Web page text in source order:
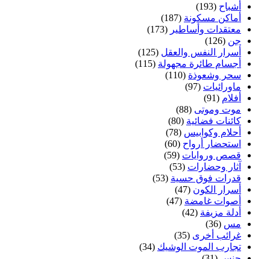
أشباح (193)
أماكن مسكونة (187)
معتقدات وأساطير (173)
جن (126)
أسرار النفس والعقل (125)
أجسام طائرة مجهولة (115)
سحر وشعوذة (110)
ماورائيات (97)
أفلام (91)
موت وموتى (88)
كائنات فضائية (80)
أحلام وكوابيس (78)
استحضار أرواح (60)
قصص وروايات (59)
آثار وحضارات (53)
قدرات فوق حسية (53)
أسرار الكون (47)
أصوات غامضة (47)
أدلة مزيفة (42)
مس (36)
غرائب أخرى (35)
تجارب الموت الوشيك (34)